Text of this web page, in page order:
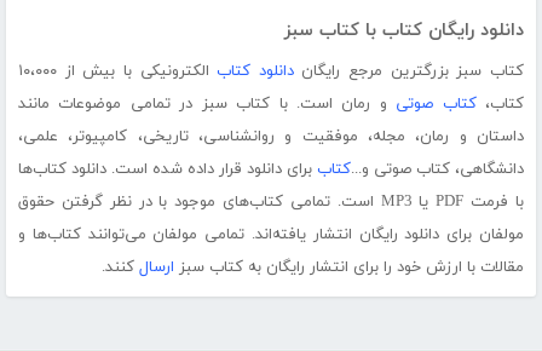
دانلود رایگان کتاب با کتاب سبز
کتاب سبز بزرگترین مرجع رایگاندانلود کتاب
الکترونیکی با بیش از ۱۰،۰۰۰
کتاب،کتاب صوتی و رمان است. با کتاب سبز در تمامی موضوعات مانند
داستان و رمان، مجله، موفقیت و روانشناسی، تاریخی، کامپیوتر، علمی،
دانشگاهی، کتاب صوتی و...کتاب برای دانلود قرار داده شده است. دانلود کتاب‌ها
با فرمت PDF یا MP3 است. تمامی کتاب‌های موجود با در نظر گرفتن حقوق
مولفان برای دانلود رایگان انتشار یافته‌اند. تمامی مولفان می‌توانند کتاب‌ها و
مقالات با ارزش خود را برای انتشار رایگان به کتاب سبز ارسال کنند.